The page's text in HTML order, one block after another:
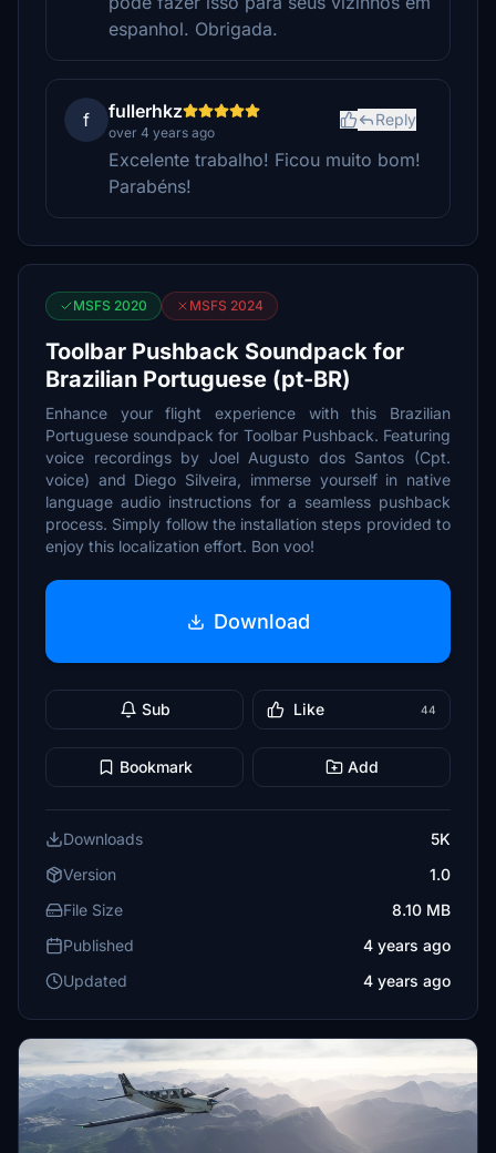
espanhol. Obrigada.
f fullerhkz
over 4 years ago
Reply
Excelente trabalho! Ficou muito bom!
Parabéns!
MSFS 2020 MSFS 2024
Toolbar Pushback Soundpack for
Brazilian Portuguese (pt-BR)
Enhance your flight experience with this Brazilian
Portuguese soundpack for Toolbar Pushback. Featuring
voice recordings by Joel Augusto dos Santos (Cpt.
voice) and Diego Silveira, immerse yourself in native
language audio instructions for a seamless pushback
process. Simply follow the installation steps provided to
enjoy this localization effort. Bon voo!
Download
Sub Like 44
Bookmark Add
Downloads
5K
Version
1.0
File Size
8.10 MB
Published
4 years ago
Updated
4 years ago